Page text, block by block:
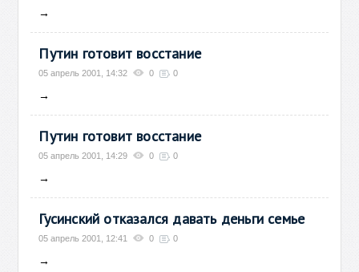
→
Путин готовит восстание
05 апрель 2001, 14:32 0 0
→
Путин готовит восстание
05 апрель 2001, 14:29 0 0
→
Гусинский отказался давать деньги семье
05 апрель 2001, 12:41 0 0
→